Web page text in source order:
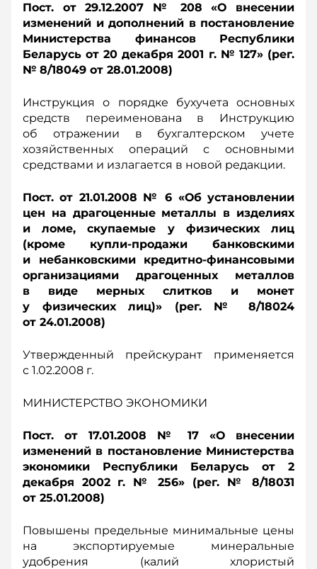
Пост. от 29.12.2007 № 208 «О внесении
изменений и дополнений в постановление
Министерства финансов Республики
Беларусь от 20 декабря 2001 г. № 127» (рег.
№ 8/18049 от 28.01.2008)
Инструкция о порядке бухучета основных
средств переименована в Инструкцию
об отражении в бухгалтерском учете
хозяйственных операций с основными
средствами и излагается в новой редакции.
Пост. от 21.01.2008 № 6 «Об установлении
цен на драгоценные металлы в изделиях
и ломе, скупаемые у физических лиц
(кроме купли-продажи банковскими
и небанковскими кредитно-финансовыми
организациями драгоценных металлов
в виде мерных слитков и монет
у физических лиц)» (рег. № 8/18024
от 24.01.2008)
Утвержденный прейскурант применяется
с 1.02.2008 г.
МИНИСТЕРСТВО ЭКОНОМИКИ
Пост. от 17.01.2008 № 17 «О внесении
изменений в постановление Министерства
экономики Республики Беларусь от 2
декабря 2002 г. № 256» (рег. № 8/18031
от 25.01.2008)
Повышены предельные минимальные цены
на экспортируемые минеральные
удобрения (калий хлористый